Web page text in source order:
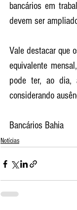
bancários em
devem ser
Vale destacar que
equivalente
pode ter, ao dia,
considerando
Bancários Bahia
Notícias